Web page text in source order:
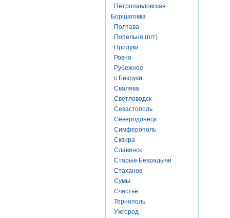
Петропавловская
Борщаговка
Полтава
Попельня (пгт)
Прилуки
Ровно
Рубежное
с.Безруки
Свалява
Светловодск
Севастополь
Северодонецк
Симферополь
Сквира
Славянск
Старые Безрадычи
Стаханов
Сумы
Счастье
Тернополь
Ужгород